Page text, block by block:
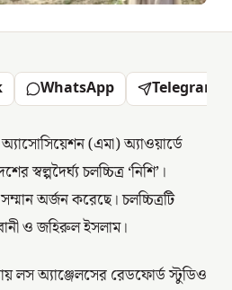
WhatsApp Telegram
(এমা) অ্যাওয়ার্ডে
স্বল্পদৈর্ঘ্য চলচ্চিত্র ‘নিশি’।
অর্জন করেছে। চলচ্চিত্রটি
ও জহিরুল ইসলাম।
লস অ্যাঞ্জেলসের রেডফোর্ড স্টুডিও